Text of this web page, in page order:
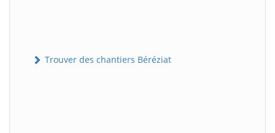
Trouver des chantiers Béréziat